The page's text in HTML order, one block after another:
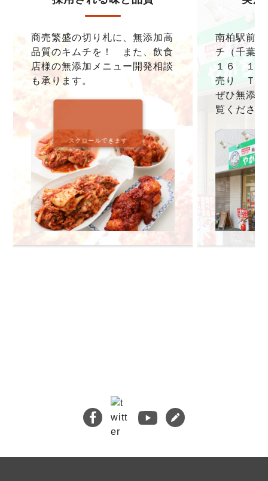
商売繁盛の切り札に、無添加高
品質のキムチを！ また、飲食
店様の無添加メニュー開発相談
も承ります。
南柏駅前
チ（千葉
１６ １F
売り ＴＥ
ぜひ無添
覧くださ
スクロールできます
熊本地震義援金について
キムチバイキングはお得です！
牡蠣ジュルカレー、絶品中の絶品!
絶品チャーシュー、おすすめ！